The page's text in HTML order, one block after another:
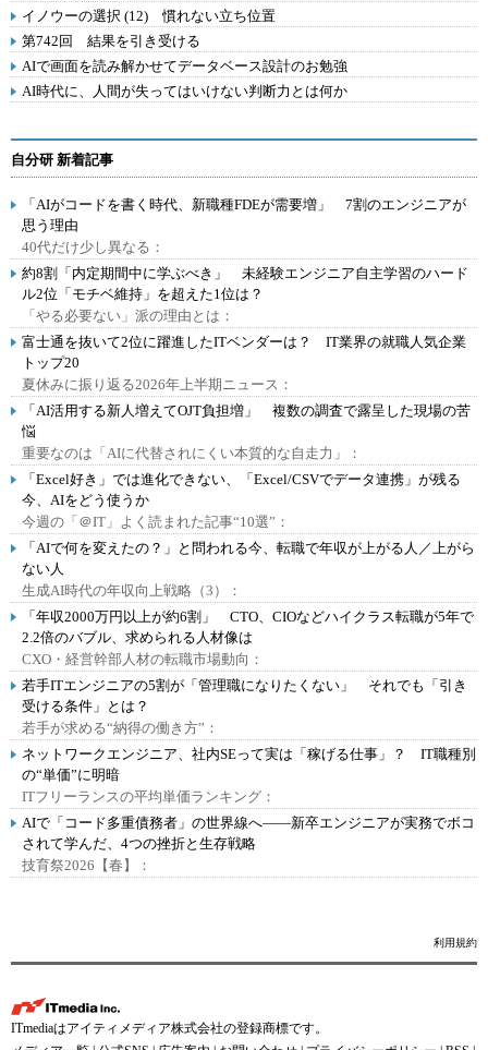
イノウーの選択 (12) 慣れない立ち位置
第742回 結果を引き受ける
AIで画面を読み解かせてデータベース設計のお勉強
AI時代に、人間が失ってはいけない判断力とは何か
自分研 新着記事
「AIがコードを書く時代、新職種FDEが需要増」 7割のエンジニアが
思う理由
40代だけ少し異なる：
約8割「内定期間中に学ぶべき」 未経験エンジニア自主学習のハード
ル2位「モチベ維持」を超えた1位は？
「やる必要ない」派の理由とは：
富士通を抜いて2位に躍進したITベンダーは？ IT業界の就職人気企業
トップ20
夏休みに振り返る2026年上半期ニュース：
「AI活用する新人増えてOJT負担増」 複数の調査で露呈した現場の苦
悩
重要なのは「AIに代替されにくい本質的な自走力」：
「Excel好き」では進化できない、「Excel/CSVでデータ連携」が残る
今、AIをどう使うか
今週の「＠IT」よく読まれた記事“10選”：
「AIで何を変えたの？」と問われる今、転職で年収が上がる人／上がら
ない人
生成AI時代の年収向上戦略（3）：
「年収2000万円以上が約6割」 CTO、CIOなどハイクラス転職が5年で
2.2倍のバブル、求められる人材像は
CXO・経営幹部人材の転職市場動向：
若手ITエンジニアの5割が「管理職になりたくない」 それでも「引き
受ける条件」とは？
若手が求める“納得の働き方”：
ネットワークエンジニア、社内SEって実は「稼げる仕事」？ IT職種別
の“単価”に明暗
ITフリーランスの平均単価ランキング：
AIで「コード多重債務者」の世界線へ――新卒エンジニアが実務でボコ
されて学んだ、4つの挫折と生存戦略
技育祭2026【春】：
利用規約
ITmediaはアイティメディア株式会社の登録商標です。